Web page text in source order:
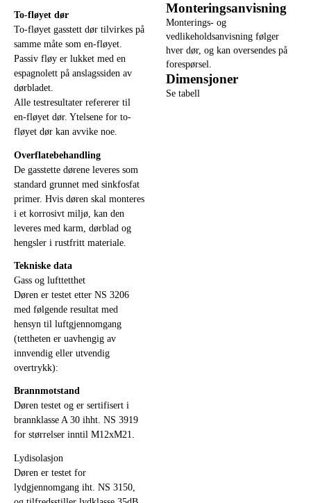
To-fløyet dør
To-fløyet gasstett dør tilvirkes på
samme måte som en-fløyet.
Passiv fløy er lukket med en
espagnolett på anslagssiden av
dørbladet.
Alle testresultater refererer til
en-fløyet dør. Ytelsene for to-
fløyet dør kan avvike noe.
Overflatebehandling
De gasstette dørene leveres som
standard grunnet med sinkfosfat
primer. Hvis døren skal monteres
i et korrosivt miljø, kan den
leveres med karm, dørblad og
hengsler i rustfritt materiale.
Tekniske data
Gass og lufttetthet
Døren er testet etter NS 3206
med følgende resultat med
hensyn til luftgjennomgang
(tettheten er uavhengig av
innvendig eller utvendig
overtrykk):
Brannmotstand
Døren testet og er sertifisert i
brannklasse A 30 ihht. NS 3919
for størrelser inntil M12xM21.
Lydisolasjon
Døren er testet for
lydgjennomgang iht. NS 3150,
Monteringsanvisning
Monterings- og
vedlikeholdsanvisning følger
hver dør, og kan oversendes på
forespørsel.
Dimensjoner
Se tabell